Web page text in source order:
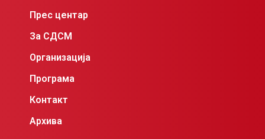
Прес центар
За СДСМ
Организација
Програма
Контакт
Архива